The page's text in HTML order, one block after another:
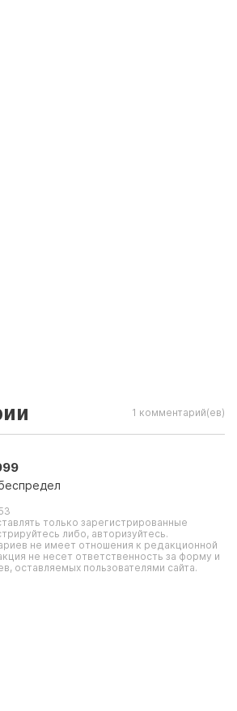
1 комментарий(ев)
только зарегистрированные
либо, авторизуйтесь.
не имеет отношения к редакционной
не несет ответственность за форму и
оставляемых пользователями сайта.